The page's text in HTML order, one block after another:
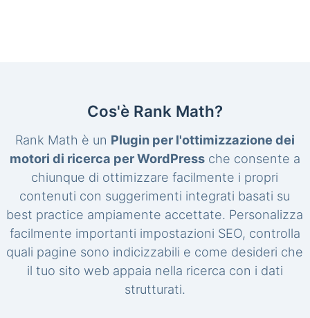
Cos'è Rank Math?
Rank Math è un Plugin per l'ottimizzazione dei
motori di ricerca per WordPressche consente a
chiunque di ottimizzare facilmente i propri
contenuti con suggerimenti integrati basati su
best practice ampiamente accettate. Personalizza
facilmente importanti impostazioni SEO, controlla
quali pagine sono indicizzabili e come desideri che
il tuo sito web appaia nella ricerca con i dati
strutturati.